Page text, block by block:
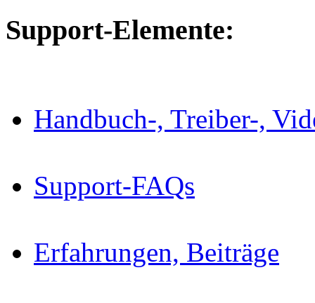
Support-Elemente:
Handbuch-, Treiber-,
Support-FAQs
Erfahrungen, Beiträge